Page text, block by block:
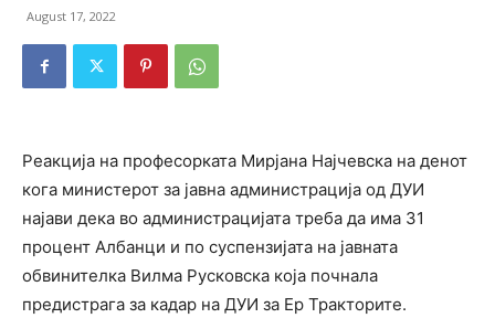
August 17, 2022
Реакција на професорката Мирјана Најчевска на денот
кога министерот за јавна администрација од ДУИ
најави дека во администрацијата треба да има 31
процент Албанци и по суспензијата на јавната
обвинителка Вилма Русковска која почнала
предистрага за кадар на ДУИ за Ер Тракторите.